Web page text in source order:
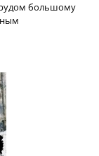
большому